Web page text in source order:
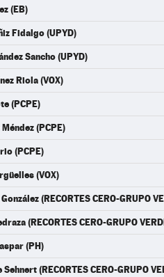
(EB)
Fidalgo (UPYD)
Sancho (UPYD)
Riola (VOX)
(PCPE)
(PCPE)
(PCPE)
(VOX)
(RECORTES CERO-GRUPO
(RECORTES CERO-GRUPO
(PH)
(RECORTES CERO-GRUPO